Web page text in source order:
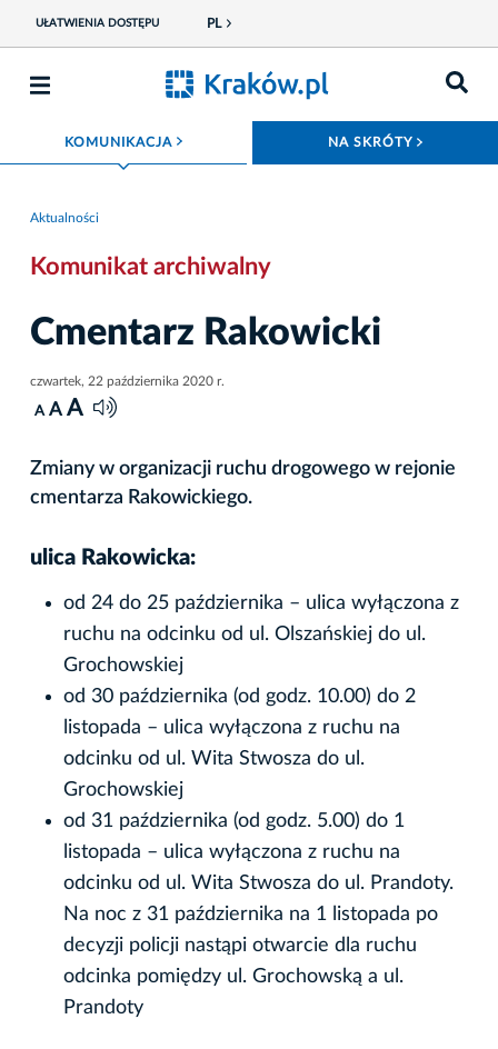
UŁATWIENIA DOSTĘPU PL
KOMUNIKACJA ROZWIŃ MENU NA SKRÓTY
Aktualności
Komunikat archiwalny
Cmentarz Rakowicki
czwartek, 22 października 2020 r.
A A A
Zmiany w organizacji ruchu drogowego w rejonie
cmentarza Rakowickiego.
ulica Rakowicka:
od 24 do 25 października – ulica wyłączona z
ruchu na odcinku od ul. Olszańskiej do ul.
Grochowskiej
od 30 października (od godz. 10.00) do 2
listopada – ulica wyłączona z ruchu na
odcinku od ul. Wita Stwosza do ul.
Grochowskiej
od 31 października (od godz. 5.00) do 1
listopada – ulica wyłączona z ruchu na
odcinku od ul. Wita Stwosza do ul. Prandoty.
Na noc z 31 października na 1 listopada po
decyzji policji nastąpi otwarcie dla ruchu
odcinka pomiędzy ul. Grochowską a ul.
Prandoty